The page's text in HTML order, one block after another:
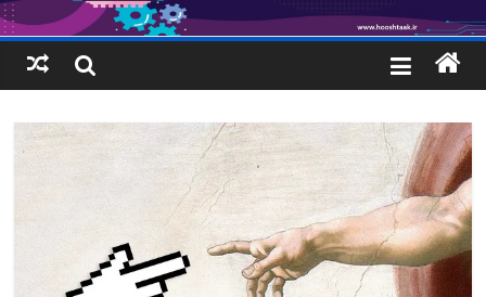
خبری
هوش
مصنوعی
www.hooshtaak.ir